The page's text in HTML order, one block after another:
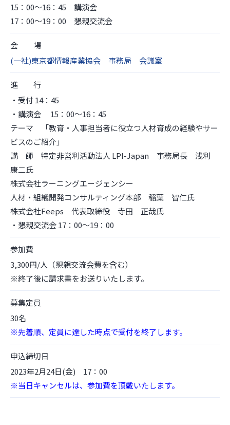
15：00～16：45 講演会
17：00～19：00 懇親交流会
会 場
(一社)東京都情報産業協会 事務局 会議室
進 行
・受付 14：45
・講演会 15：00～16：45
テーマ 「教育・人事担当者に役立つ人材育成の経験やサー
ビスのご紹介」
講 師 特定非営利活動法人 LPI-Japan 事務局長 浅利
康二氏
株式会社ラーニングエージェンシー
人材・組織開発コンサルティング本部 稲葉 智仁氏
株式会社Feeps 代表取締役 寺田 正哉氏
・懇親交流会 17：00～19：00
参加費
3,300円/人（懇親交流会費を含む）
※終了後に請求書をお送りいたします。
募集定員
30名
※先着順、定員に達した時点で受付を終了します。
申込締切日
2023年2月24日(金) 17：00
※当日キャンセルは、参加費を頂戴いたします。